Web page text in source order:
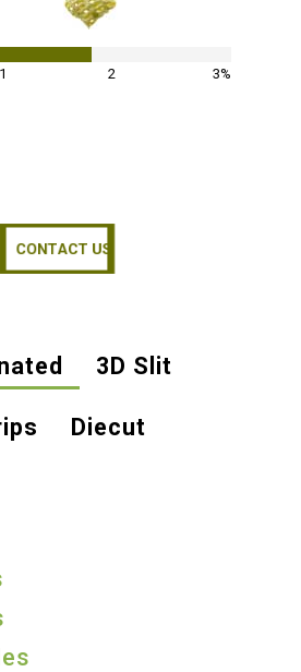
%
1 2 3%
CONTACT US
3D Slit
Diecut